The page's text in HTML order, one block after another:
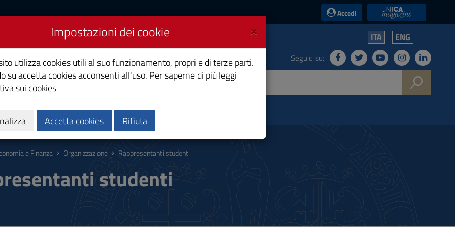
Accedi UniCA News
ITA ENG
Seguici su:
Calendari e orari Qualità e miglioramento
e Finanza Organizzazione Rappresentanti studenti
studenti
×
Impostazioni dei cookie
utilizza cookies utili al suo funzionamento, propri e di terze parti.
su accetta cookies acconsenti all'uso. Per saperne di più leggi
sui cookies
Accetta cookies Rifiuta